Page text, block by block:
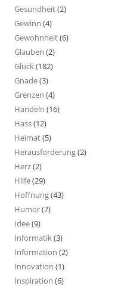
Gesundheit(2)
Gewinn (4)
Gewohnheit(6)
Glauben (2)
Glück(182)
Gnade(3)
Grenzen (4)
Handeln (16)
Hass(12)
Heimat(5)
Herausforderung(2)
Herz(2)
Hilfe(29)
Hoffnung(43)
Humor(7)
Idee(9)
Informatik(3)
Information (2)
Innovation (1)
Inspiration (6)